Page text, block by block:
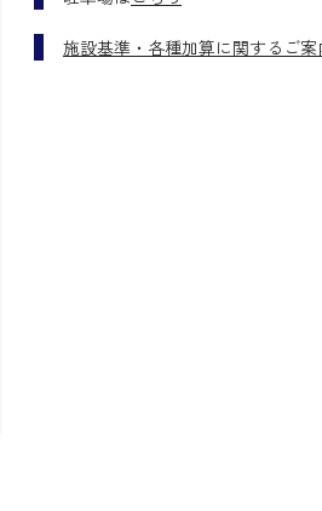
施設基準・各種加算に関するご案